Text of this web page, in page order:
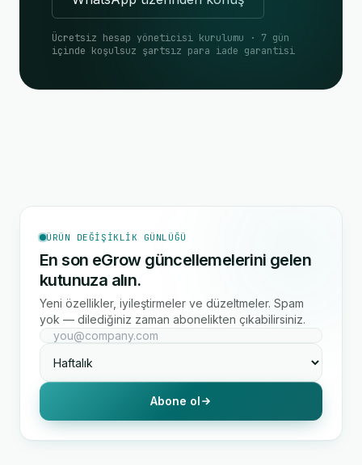
Ücretsiz hesap yöneticisi kurulumu · 7 gün
içinde koşulsuz şartsız para iade garantisi
ÜRÜN DEĞIŞIKLIK GÜNLÜĞÜ
En son eGrow güncellemelerini gelen
kutunuza alın.
Yeni özellikler, iyileştirmeler ve düzeltmeler. Spam
yok — dilediğiniz zaman abonelikten çıkabilirsiniz.
Abone ol